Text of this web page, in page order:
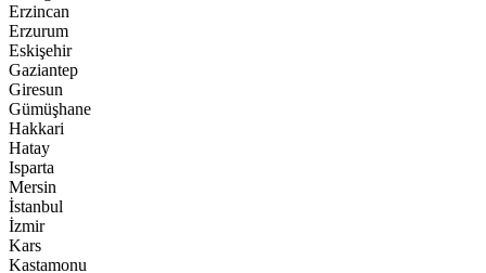
Erzincan
Erzurum
Eskişehir
Gaziantep
Giresun
Gümüşhane
Hakkari
Hatay
Isparta
Mersin
İstanbul
İzmir
Kars
Kastamonu